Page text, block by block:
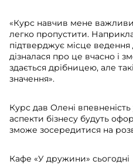
«Курс навчив мене
легко пропустити.
підтверджує місце ведення
дізналася про це вчасно і
здається дрібницею, але
значення».
Курс дав Олені
аспекти бізнесу будуть
зможе зосередитися на
Кафе «У дружини» сьогодні